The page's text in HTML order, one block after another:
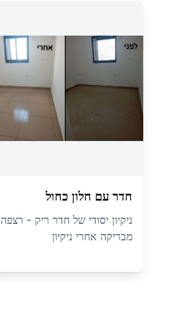
חדר עם חלון כחול
ניקיון יסודי של חדר ריק - רצפה
מבריקה אחרי ניקיון